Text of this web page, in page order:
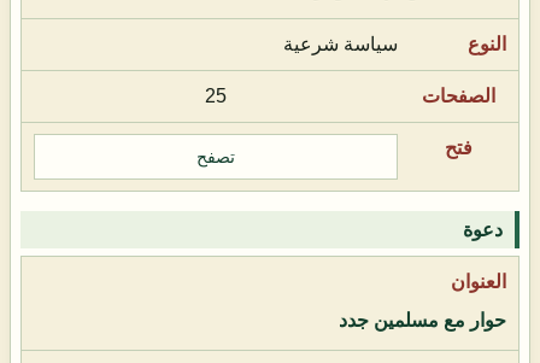
سياسة شرعية
25
تصفح
دعوة
حوار مع مسلمين جدد